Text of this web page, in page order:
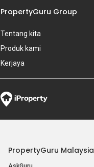
PropertyGuru Group
Tentang kita
Produk kami
Kerjaya
PropertyGuru Malaysia